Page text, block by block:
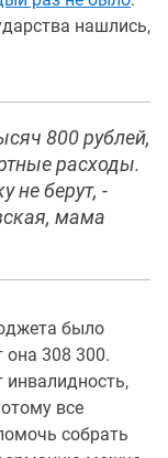
нашлись,
800 рублей,
расходы.
не берут, -
мама
было
она 308 300.
инвалидность,
все
собрать